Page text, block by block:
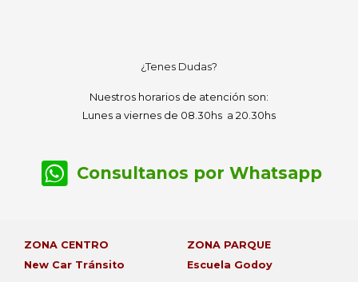
¿Tenes Dudas?
Nuestros horarios de atención son:
Lunes a viernes de 08.30hs a 20.30hs
Consultanos por Whatsapp
ZONA CENTRO
New Car Tránsito
ZONA PARQUE
Escuela Godoy